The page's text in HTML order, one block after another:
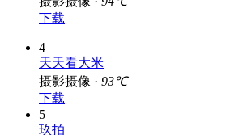
微视频剪辑制作
摄影摄像 ·
下载
4
天天看大米
摄影摄像 ·
下载